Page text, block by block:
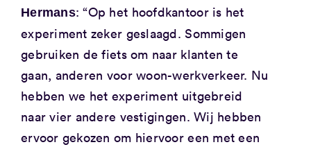
Hermans: “Op het hoofdkantoor is het
experiment zeker geslaagd. Sommigen
gebruiken de fiets om naar klanten te
gaan, anderen voor woon-werkverkeer. Nu
hebben we het experiment uitgebreid
naar vier andere vestigingen. Wij hebben
ervoor gekozen om hiervoor een met een